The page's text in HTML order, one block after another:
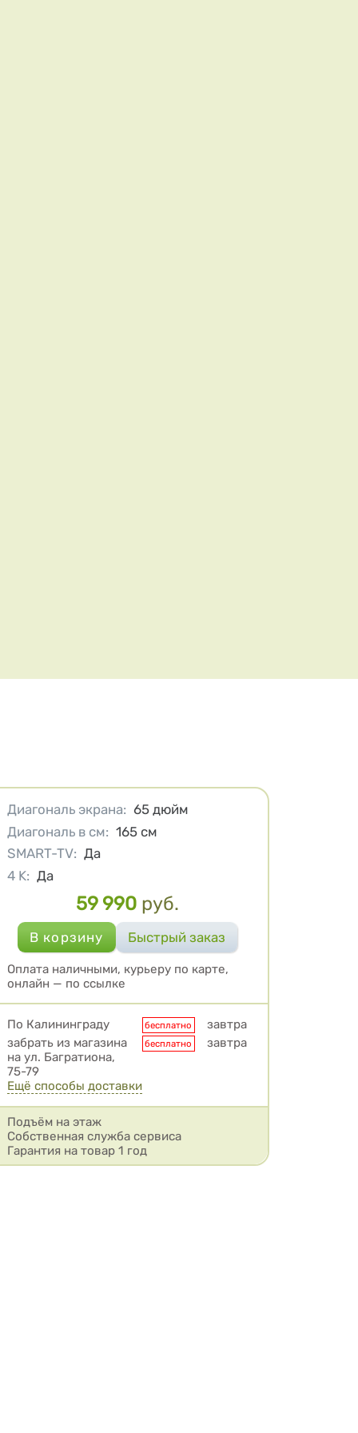
Характеристики
Диагональ экрана: 65 дюйм
Диагональ в см: 165 см
SMART-TV: Да
4 K: Да
Цена
59 990 руб.
Оплата наличными, курьеру по карте,
онлайн — по ссылке
Условия доставки
По Калининграду бесплатно
завтра
забрать из магазина
на ул. Багратиона,
75-79
бесплатно завтра
Ещё способы доставки
Подъём на этаж
Собственная служба сервиса
Гарантия на товар 1 год